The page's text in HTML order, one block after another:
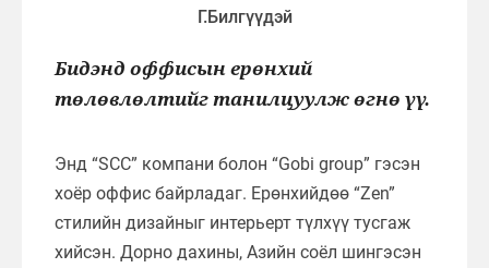
Г.Билгүүдэй
Бидэнд оффисын ерөнхий
төлөвлөлтийг танилцуулж өгнө үү.
Энд “SCC” компани болон “Gobi group” гэсэн
хоёр оффис байрладаг. Ерөнхийдөө “Zen”
стилийн дизайныг интерьерт түлхүү тусгаж
хийсэн. Дорно дахины, Азийн соёл шингэсэн